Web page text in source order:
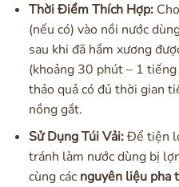
Thời Điểm Thích Hợp:
(nếu có) vào nồi nước
sau khi đã hầm xương
(khoảng 30 phút – 1
thảo quả có đủ thời gian
nồng gắt.
Sử Dụng Túi Vải:Để tiện
tránh làm nước dùng bị
cùng các nguyên liệu pha